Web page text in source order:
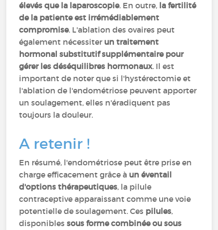
élevés que la laparoscopie. En outre, la fertilité
de la patiente est irrémédiablement
compromise. L'ablation des ovaires peut
également nécessiter un traitement
hormonal substitutif supplémentaire pour
gérer les déséquilibres hormonaux. Il est
important de noter que si l'hystérectomie et
l'ablation de l'endométriose peuvent apporter
un soulagement, elles n'éradiquent pas
toujours la douleur.
A retenir !
En résumé, l'endométriose peut être prise en
charge efficacement grâce à un éventail
d'options thérapeutiques, la pilule
contraceptive apparaissant comme une voie
potentielle de soulagement. Ces pilules,
disponibles sous forme combinée ou sous